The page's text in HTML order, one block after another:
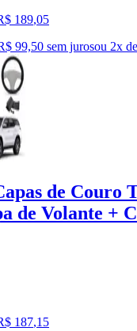
189,05
99,50 sem jurosou 2x de
de Couro
de Volante +
187,15